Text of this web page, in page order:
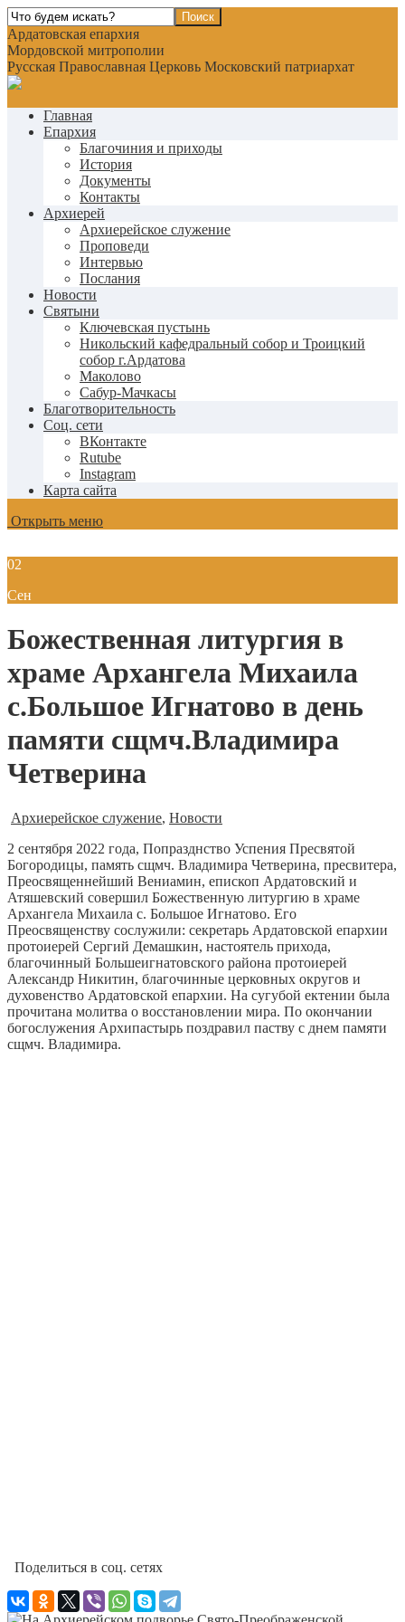
Ардатовская епархия
Мордовской митрополии
Русская Православная Церковь Московский патриархат
Главная
Епархия
Благочиния и приходы
История
Документы
Контакты
Архиерей
Архиерейское служение
Проповеди
Интервью
Послания
Новости
Святыни
Ключевская пустынь
Никольский кафедральный собор и Троицкий
собор г.Ардатова
Маколово
Сабур-Мачкасы
Благотворительность
Соц. сети
ВКонтакте
Rutube
Instagram
Карта сайта
Открыть меню
02
Сен
Божественная литургия в
храме Архангела Михаила
с.Большое Игнатово в день
памяти сщмч.Владимира
Четверина
Архиерейское служение, Новости
2 сентября 2022 года, Попразднство Успения Пресвятой
Богородицы, память сщмч. Владимира Четверина, пресвитера,
Преосвященнейший Вениамин, епископ Ардатовский и
Атяшевский совершил Божественную литургию в храме
Архангела Михаила с. Большое Игнатово. Его
Преосвященству сослужили: секретарь Ардатовской епархии
протоиерей Сергий Демашкин, настоятель прихода,
благочинный Большеигнатовского района протоиерей
Александр Никитин, благочинные церковных округов и
духовенство Ардатовской епархии. На сугубой ектении была
прочитана молитва о восстановлении мира. По окончании
богослужения Архипастырь поздравил паству с днем памяти
сщмч. Владимира.
Поделиться в соц. сетях